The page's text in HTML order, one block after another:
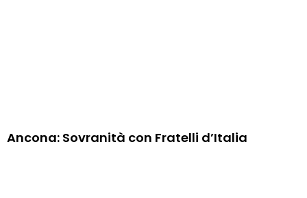
Ancona: Sovranità con Fratelli d’Italia